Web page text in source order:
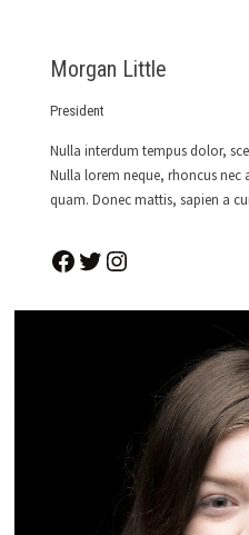
Morgan Little
President
Nulla interdum tempus dolor,
Nulla lorem neque, rhoncus
quam. Donec mattis, sapien a